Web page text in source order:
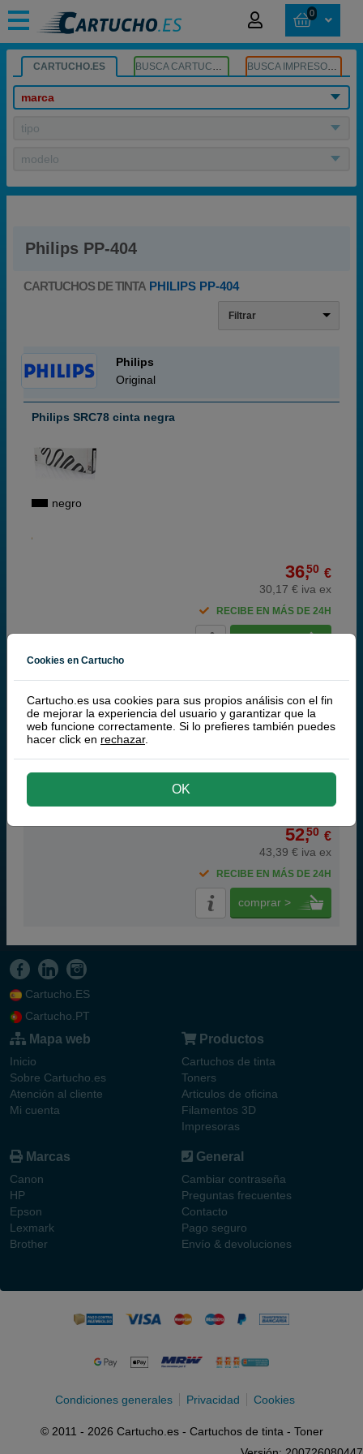
0
CARTUCHO.ES BUSCA CARTUCHOS BUSCA IMPRESORA
marca
tipo
modelo
Philips PP-404
CARTUCHOS DE TINTA PHILIPS PP-404
Filtrar
Philips
Original
Philips SRC78 cinta negra
negro
36,50 €
30,17 € iva ex
RECIBE EN MÁS DE 24H
Philips SRC79 Cinta de color
52,50 €
43,39 € iva ex
RECIBE EN MÁS DE 24H
comprar >
Cartucho.ES
Cartucho.PT
Mapa web
Inicio
Sobre Cartucho.es
Atención al cliente
Mi cuenta
Productos
Cartuchos de tinta
Toners
Articulos de oficina
Filamentos 3D
Impresoras
Marcas
Canon
HP
Epson
Lexmark
Brother
General
Cambiar contraseña
Preguntas frecuentes
Contacto
Pago seguro
Envío & devoluciones
Condiciones generales Privacidad Cookies
© 2011 - 2026 Cartucho.es - Cartuchos de tinta - Toner
Cookies en Cartucho
Cartucho.es usa cookies para sus propios análisis con el fin
de mejorar la experiencia del usuario y garantizar que la
web funcione correctamente. Si lo prefieres también puedes
hacer click en rechazar.
OK